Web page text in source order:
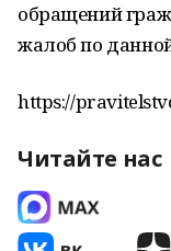
обращений
жалоб по
https://
Читайте нас